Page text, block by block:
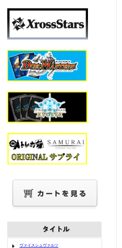
ヴァイスシュヴァルツ